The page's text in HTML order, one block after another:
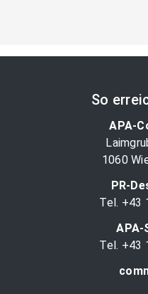
So
APA-
1060
PR-
Tel. +43
APA-
Tel. +43